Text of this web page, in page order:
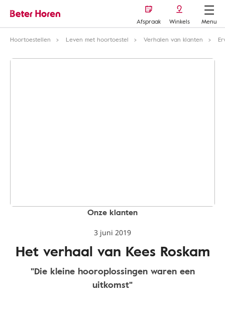
Afspraak Winkels
Menu
Hoortoestellen
Leven met hoortoestel Verhalen van klanten
Onze klanten
3 juni 2019
Het verhaal van Kees Roskam
"Die kleine hooroplossingen waren een
uitkomst"